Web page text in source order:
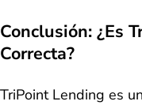
Conclusión: ¿Es
Correcta?
TriPoint Lending es